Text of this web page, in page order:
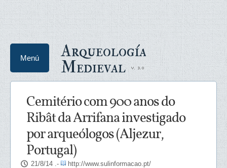
Arqueología
Medieval
Menú
Cemitério com 900 anos do
Ribât da Arrifana investigado
por arqueólogos (Aljezur,
Portugal)
21/8/14 .- http://www.sulinformacao.pt/